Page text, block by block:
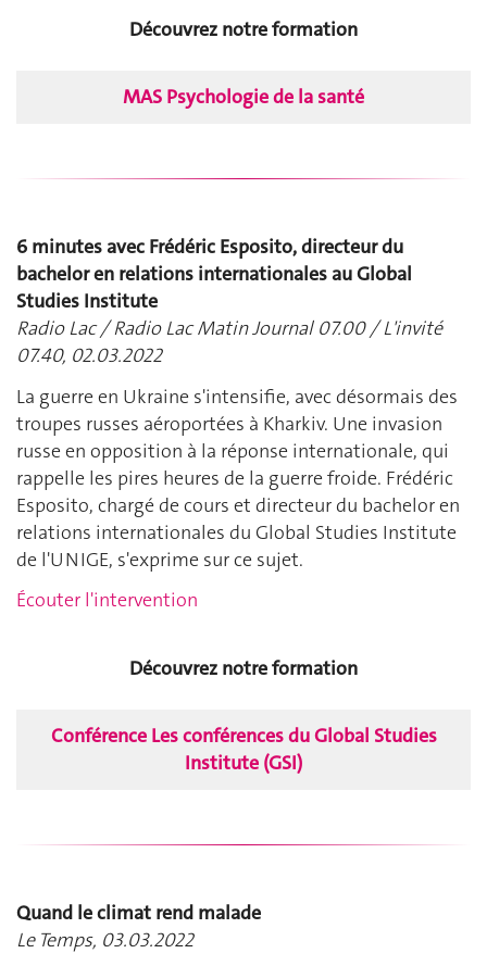
Découvrez notre formation
MAS Psychologie de la santé
6 minutes avec Frédéric Esposito, directeur du
bachelor en relations internationales au Global
Studies Institute
Radio Lac / Radio Lac Matin Journal 07.00 / L'invité
07.40, 02.03.2022
La guerre en Ukraine s'intensifie, avec désormais des
troupes russes aéroportées à Kharkiv. Une invasion
russe en opposition à la réponse internationale, qui
rappelle les pires heures de la guerre froide. Frédéric
Esposito, chargé de cours et directeur du bachelor en
relations internationales du Global Studies Institute
de l'UNIGE, s'exprime sur ce sujet.
Écouter l'intervention
Découvrez notre formation
Conférence Les conférences du Global Studies
Institute (GSI)
Quand le climat rend malade
Le Temps, 03.03.2022